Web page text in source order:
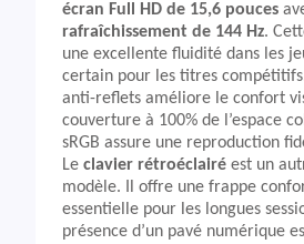
écran Full HD de 15,6 pouces
rafraîchissement de 144 Hz.
une excellente fluidité dans les
certain pour les titres
anti-reflets améliore le confort
couverture à 100% de l’espace
sRGB assure une reproduction
Le clavier rétroéclairé est un
modèle. Il offre une frappe
essentielle pour les longues
présence d’un pavé numérique